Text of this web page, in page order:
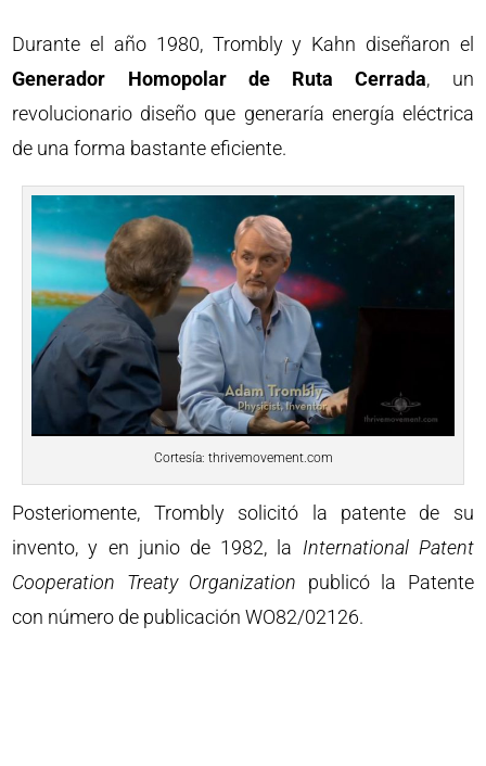
Durante el año 1980, Trombly y Kahn diseñaron el
Generador Homopolar de Ruta Cerrada, un
revolucionario diseño que generaría energía eléctrica
de una forma bastante eficiente.
Cortesía: thrivemovement.com
Posteriomente, Trombly solicitó la patente de su
invento, y en junio de 1982, la International Patent
Cooperation Treaty Organization publicó la Patente
con número de publicación WO82/02126.